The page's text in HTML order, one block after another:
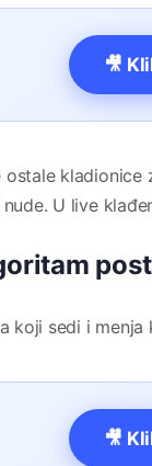
🎥
ostale
U live
koji sedi i
🎥